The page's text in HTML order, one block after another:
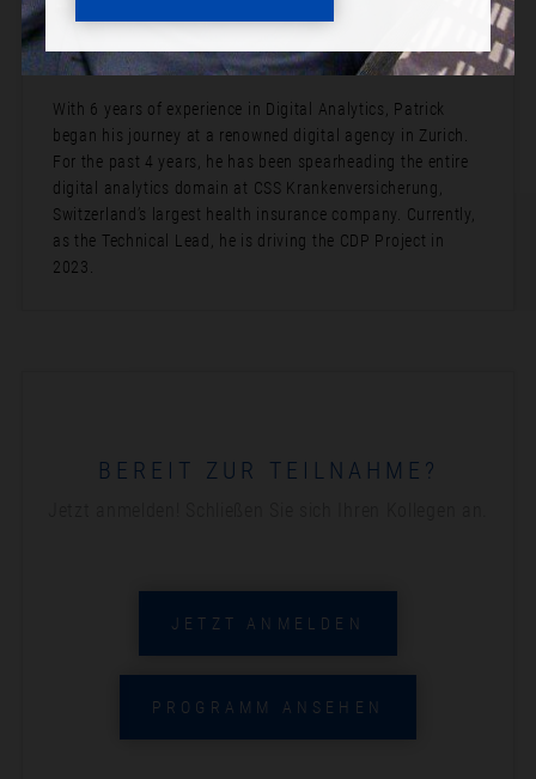
Bio:
With 6 years of experience in Digital Analytics, Patrick
began his journey at a renowned digital agency in Zurich.
For the past 4 years, he has been spearheading the entire
digital analytics domain at CSS Krankenversicherung,
Switzerland’s largest health insurance company. Currently,
as the Technical Lead, he is driving the CDP Project in
2023.
BEREIT ZUR TEILNAHME?
JETZT ANMELDEN
PROGRAMM ANSEHEN